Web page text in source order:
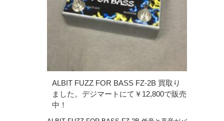
ALBIT FUZZ FOR BASS FZ-2B 買取り
ました。デジマートにて￥12,800で販売
中！